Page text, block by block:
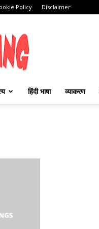
Policy Disclaimer
हिंदी भाषा व्याकरण